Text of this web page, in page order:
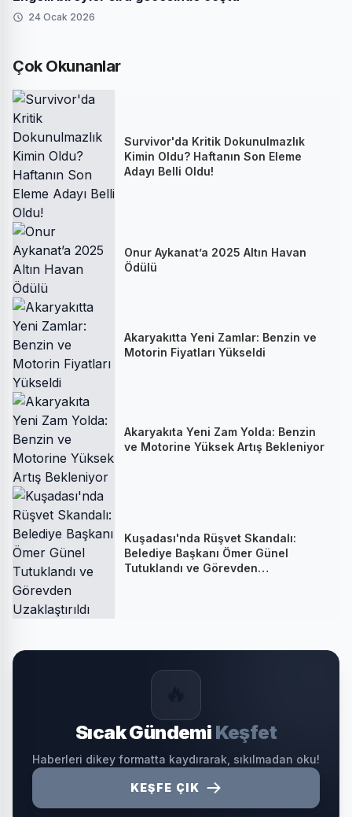
24 Ocak 2026
Çok Okunanlar
Survivor'da Kritik Dokunulmazlık
Kimin Oldu? Haftanın Son Eleme
Adayı Belli Oldu!
Onur Aykanat’a 2025 Altın Havan
Ödülü
Akaryakıtta Yeni Zamlar: Benzin ve
Motorin Fiyatları Yükseldi
Akaryakıta Yeni Zam Yolda: Benzin
ve Motorine Yüksek Artış Bekleniyor
Kuşadası'nda Rüşvet Skandalı:
Belediye Başkanı Ömer Günel
Tutuklandı ve Görevden
Sıcak Gündemi Keşfet
Haberleri dikey formatta kaydırarak, sıkılmadan oku!
KEŞFE ÇIK